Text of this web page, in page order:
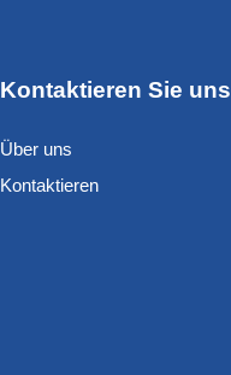
Kontaktieren Sie uns
Über uns
Kontaktieren